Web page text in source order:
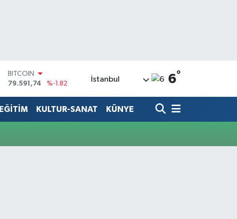
BITCOIN
79.591,74
%-1.82
45,43620
EURO
53,38690
%0.19
İstanbul 6°
EĞİTİM KULTUR-SANAT KÜNYE